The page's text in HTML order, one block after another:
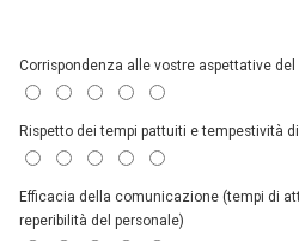
Corrispondenza alle vostre aspettative
Rispetto dei tempi pattuiti e tempestività
Efficacia della comunicazione (tempi di
reperibilità del personale)